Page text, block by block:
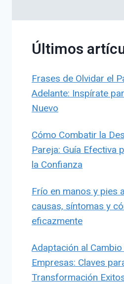
Últimos
Frases de Olvidar el
Adelante: Inspírate
Nuevo
Cómo Combatir la
Pareja: Guía Efectiva
la Confianza
Frío en manos y pies
causas, síntomas y
eficazmente
Adaptación al Cambio
Empresas: Claves
Transformación